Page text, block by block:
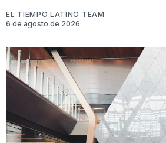
EL TIEMPO LATINO TEAM
6 de agosto de 2026